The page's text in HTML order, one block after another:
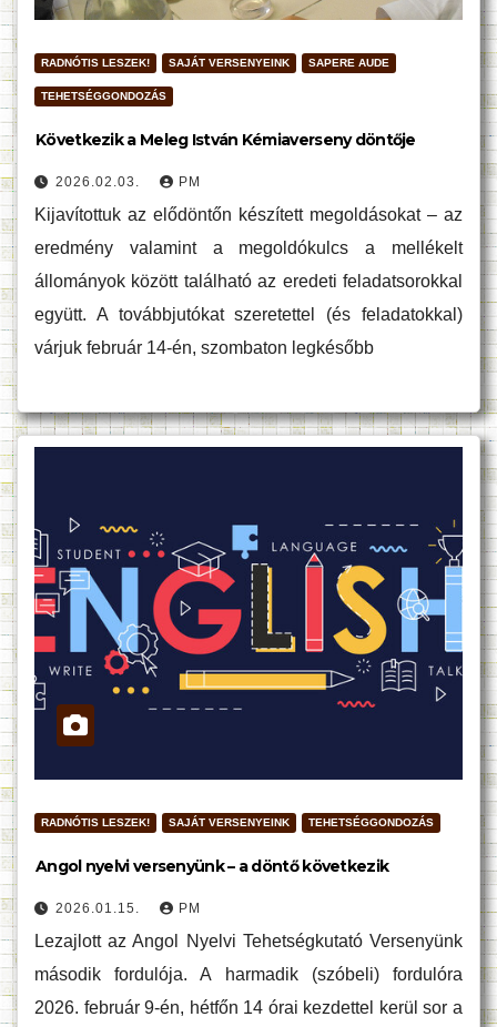
RADNÓTIS LESZEK! SAJÁT VERSENYEINK SAPERE AUDE
TEHETSÉGGONDOZÁS
Következik a Meleg István Kémiaverseny döntője
2026.02.03. PM
Kijavítottuk az elődöntőn készített megoldásokat – az
eredmény valamint a megoldókulcs a mellékelt
állományok között található az eredeti feladatsorokkal
együtt. A továbbjutókat szeretettel (és feladatokkal)
várjuk február 14-én, szombaton legkésőbb
RADNÓTIS LESZEK! SAJÁT VERSENYEINK TEHETSÉGGONDOZÁS
Angol nyelvi versenyünk – a döntő következik
2026.01.15. PM
Lezajlott az Angol Nyelvi Tehetségkutató Versenyünk
második fordulója. A harmadik (szóbeli) fordulóra
2026. február 9-én, hétfőn 14 órai kezdettel kerül sor a